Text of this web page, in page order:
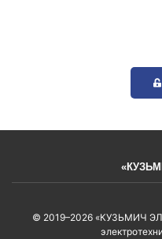
© 2019–2026 «КУЗЬМИЧ